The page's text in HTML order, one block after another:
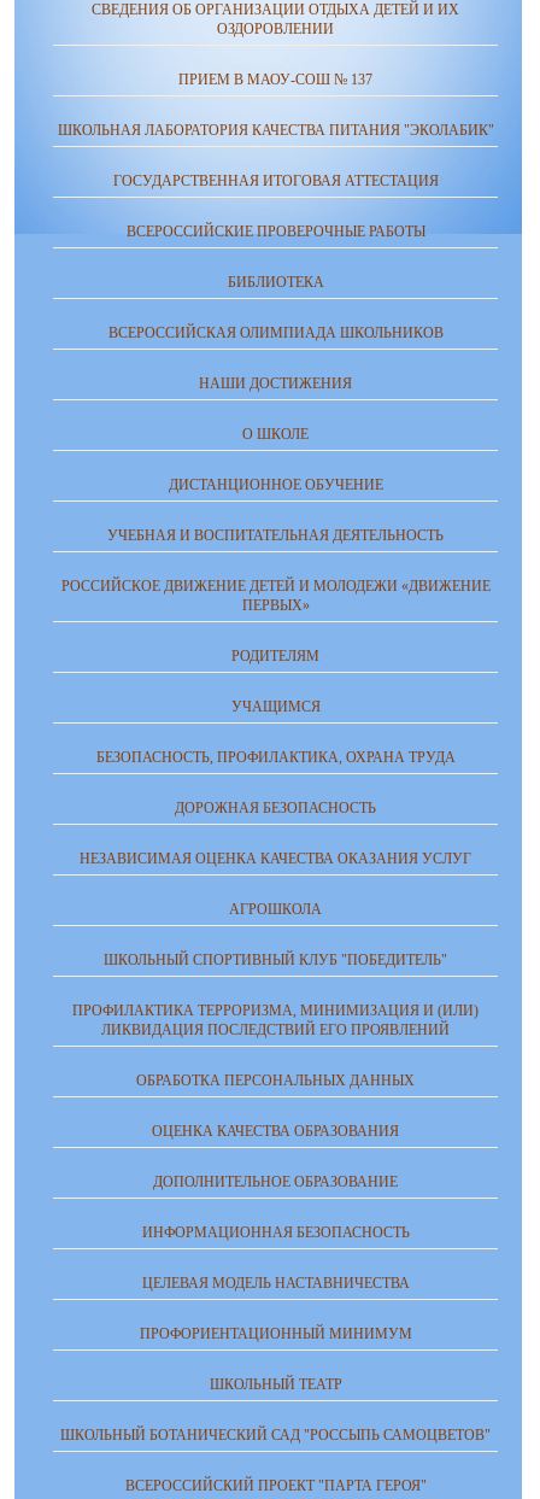
СВЕДЕНИЯ ОБ ОРГАНИЗАЦИИ ОТДЫХА ДЕТЕЙ И ИХ
ОЗДОРОВЛЕНИИ
ПРИЕМ В МАОУ-СОШ № 137
ШКОЛЬНАЯ ЛАБОРАТОРИЯ КАЧЕСТВА ПИТАНИЯ "ЭКОЛАБИК"
ГОСУДАРСТВЕННАЯ ИТОГОВАЯ АТТЕСТАЦИЯ
ВСЕРОССИЙСКИЕ ПРОВЕРОЧНЫЕ РАБОТЫ
БИБЛИОТЕКА
ВСЕРОССИЙСКАЯ ОЛИМПИАДА ШКОЛЬНИКОВ
НАШИ ДОСТИЖЕНИЯ
О ШКОЛЕ
ДИСТАНЦИОННОЕ ОБУЧЕНИЕ
УЧЕБНАЯ И ВОСПИТАТЕЛЬНАЯ ДЕЯТЕЛЬНОСТЬ
РОССИЙСКОЕ ДВИЖЕНИЕ ДЕТЕЙ И МОЛОДЕЖИ «ДВИЖЕНИЕ
ПЕРВЫХ»
РОДИТЕЛЯМ
УЧАЩИМСЯ
БЕЗОПАСНОСТЬ, ПРОФИЛАКТИКА, ОХРАНА ТРУДА
ДОРОЖНАЯ БЕЗОПАСНОСТЬ
НЕЗАВИСИМАЯ ОЦЕНКА КАЧЕСТВА ОКАЗАНИЯ УСЛУГ
АГРОШКОЛА
ШКОЛЬНЫЙ СПОРТИВНЫЙ КЛУБ "ПОБЕДИТЕЛЬ"
ПРОФИЛАКТИКА ТЕРРОРИЗМА, МИНИМИЗАЦИЯ И (ИЛИ)
ЛИКВИДАЦИЯ ПОСЛЕДСТВИЙ ЕГО ПРОЯВЛЕНИЙ
ОБРАБОТКА ПЕРСОНАЛЬНЫХ ДАННЫХ
ОЦЕНКА КАЧЕСТВА ОБРАЗОВАНИЯ
ДОПОЛНИТЕЛЬНОЕ ОБРАЗОВАНИЕ
ИНФОРМАЦИОННАЯ БЕЗОПАСНОСТЬ
ЦЕЛЕВАЯ МОДЕЛЬ НАСТАВНИЧЕСТВА
ПРОФОРИЕНТАЦИОННЫЙ МИНИМУМ
ШКОЛЬНЫЙ ТЕАТР
ШКОЛЬНЫЙ БОТАНИЧЕСКИЙ САД "РОССЫПЬ САМОЦВЕТОВ"
ВСЕРОССИЙСКИЙ ПРОЕКТ "ПАРТА ГЕРОЯ"